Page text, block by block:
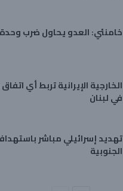
خامنئي: العدو يحاول ضرب وحدة
الخارجية الإيرانية تربط أي
في لبنان
تهديد إسرائيلي مباشر
الجنوبية